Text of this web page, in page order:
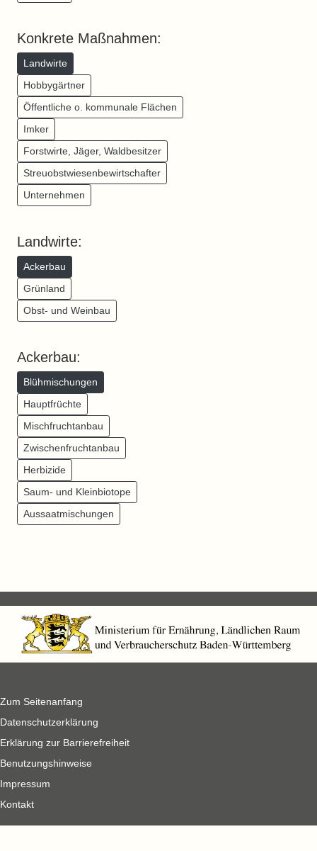
Konkrete Maßnahmen:
Landwirte
Hobbygärtner
Öffentliche o. kommunale Flächen
Imker
Forstwirte, Jäger, Waldbesitzer
Streuobstwiesenbewirtschafter
Unternehmen
Landwirte:
Ackerbau
Grünland
Obst- und Weinbau
Ackerbau:
Blühmischungen
Hauptfrüchte
Mischfruchtanbau
Zwischenfruchtanbau
Herbizide
Saum- und Kleinbiotope
Aussaatmischungen
Zum Seitenanfang
Datenschutzerklärung
Erklärung zur Barrierefreiheit
Benutzungshinweise
Impressum
Kontakt